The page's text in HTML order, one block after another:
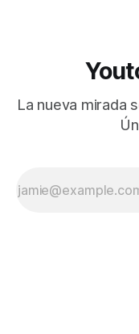
La nueva mirada